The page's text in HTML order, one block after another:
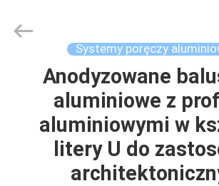
DOM
PRODUKTY
Rights
Systemy poręczy
Anodyzowane
aluminiowe z
aluminiowymi w
litery U do